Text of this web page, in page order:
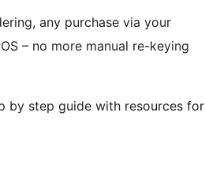
any purchase via your
– no more manual re-keying
by step guide with resources for